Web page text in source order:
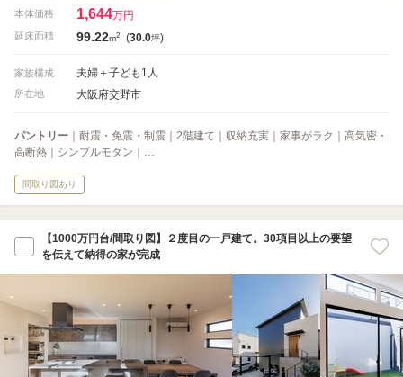
本体価格 1,644万円
延床面積 99.22m2 (30.0坪)
家族構成 夫婦＋子ども1人
所在地 大阪府交野市
パントリー ｜耐震・免震・制震｜2階建て｜収納充実｜家事がラク｜高気密・
高断熱｜シンプルモダン｜…
間取り図あり
【1000万円台/間取り図】２度目の一戸建て。30項目以上の要望
を伝えて納得の家が完成